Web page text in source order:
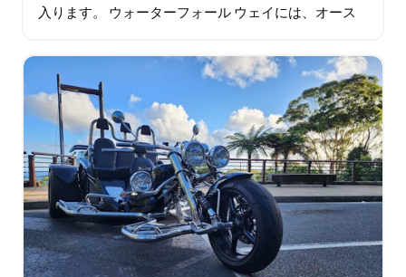
入ります。 ウォーターフォール ウェイには、オース
あり…